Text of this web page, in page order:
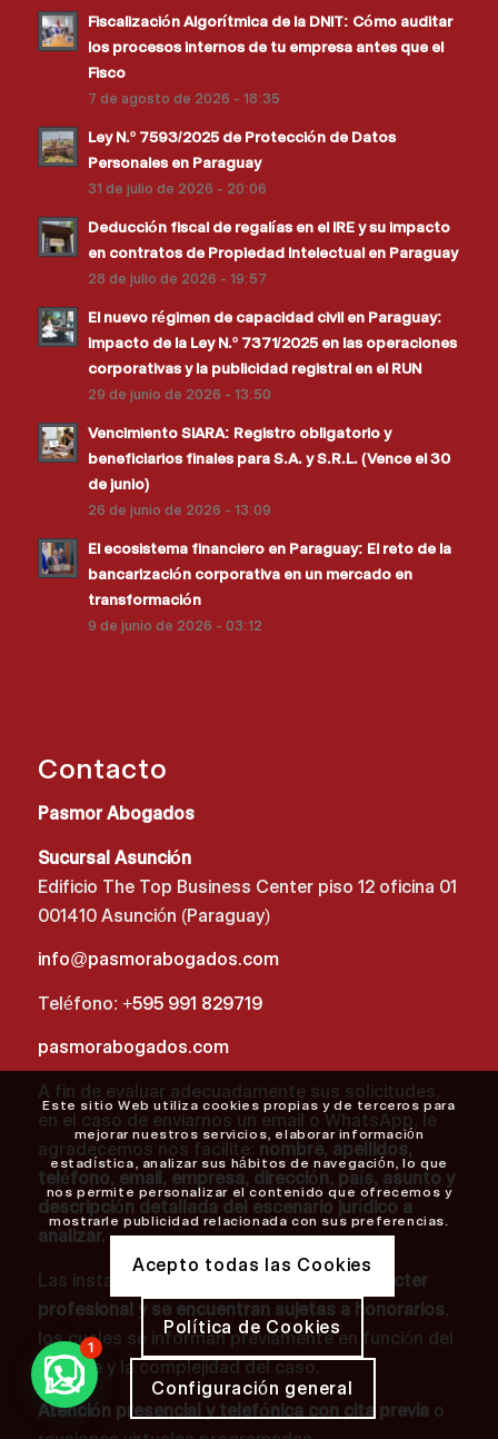
Fiscalización Algorítmica de la DNIT: Cómo auditar
los procesos internos de tu empresa antes que el
Fisco
7 de agosto de 2026 - 18:35
Ley N.º 7593/2025 de Protección de Datos
Personales en Paraguay
31 de julio de 2026 - 20:06
Deducción fiscal de regalías en el IRE y su impacto
en contratos de Propiedad Intelectual en Paraguay
28 de julio de 2026 - 19:57
El nuevo régimen de capacidad civil en Paraguay:
impacto de la Ley N.º 7371/2025 en las operaciones
corporativas y la publicidad registral en el RUN
29 de junio de 2026 - 13:50
Vencimiento SIARA: Registro obligatorio y
beneficiarios finales para S.A. y S.R.L. (Vence el 30
de junio)
26 de junio de 2026 - 13:09
El ecosistema financiero en Paraguay: El reto de la
bancarización corporativa en un mercado en
transformación
9 de junio de 2026 - 03:12
Contacto
Pasmor Abogados
Sucursal Asunción
Edificio The Top Business Center piso 12 oficina 01
001410 Asunción (Paraguay)
info@pasmorabogados.com
Teléfono: +595 991 829719
pasmorabogados.com
A fin de evaluar adecuadamente sus solicitudes,
en el caso de enviarnos un email o WhatsApp, le
agradecemos nos facilite: nombre, apellidos,
teléfono, email, empresa, dirección, país, asunto y
descripción detallada del escenario jurídico a
analizar.
Las instancias de análisis inicial
tienen carácter
profesional y se encuentran sujetas a honorarios,
los cuales se informan previamente en función del
alcance y la complejidad del caso.
Atención presencial y telefónica con cita previa o
Este sitio Web utiliza cookies propias y de terceros para
mejorar nuestros servicios, elaborar información
estadística, analizar sus hábitos de navegación, lo que
nos permite personalizar el contenido que ofrecemos y
mostrarle publicidad relacionada con sus preferencias.
Acepto todas las Cookies
Política de Cookies
Configuración general
1